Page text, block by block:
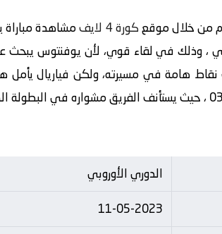
من خلال موقعكورة 4 لايف
مشاهدة مباراة
، وذلك في لقاء قوي، لأن يوفنتوس يبحث
نقاط هامة في مسيرته، ولكن فياريال
الدوري الأوروبي
11-05-2023